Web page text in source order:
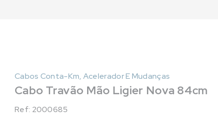
Cabos Conta-Km, Acelerador E Mudanças
Cabo Travão Mão Ligier Nova 84cm
Ref: 2000685